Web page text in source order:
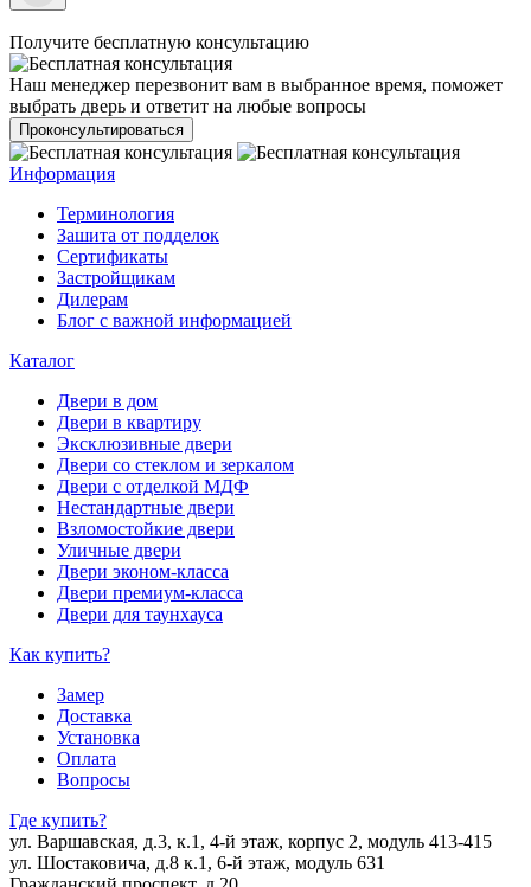
Получите бесплатную консультацию
Наш менеджер перезвонит вам в выбранное время, поможет
выбрать дверь и ответит на любые вопросы
Проконсультироваться
Информация
Терминология
Зашита от подделок
Сертификаты
Застройщикам
Дилерам
Блог с важной информацией
Каталог
Двери в дом
Двери в квартиру
Эксклюзивные двери
Двери со стеклом и зеркалом
Двери с отделкой МДФ
Нестандартные двери
Взломостойкие двери
Уличные двери
Двери эконом-класса
Двери премиум-класса
Двери для таунхауса
Как купить?
Замер
Доставка
Установка
Оплата
Вопросы
Где купить?
ул. Варшавская, д.3, к.1, 4-й этаж, корпус 2, модуль 413-415
ул. Шостаковича, д.8 к.1, 6-й этаж, модуль 631